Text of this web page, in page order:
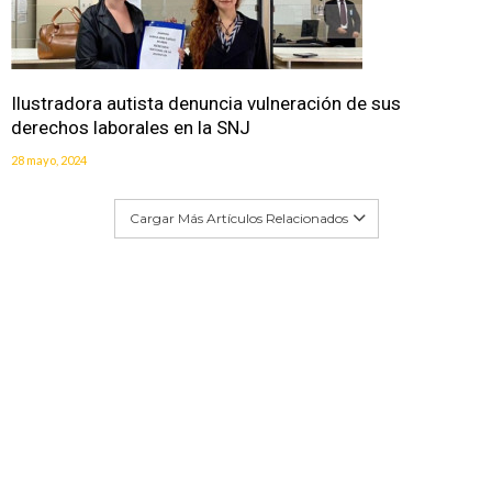
Ilustradora autista denuncia vulneración de sus
derechos laborales en la SNJ
28 mayo, 2024
Cargar Más Artículos Relacionados